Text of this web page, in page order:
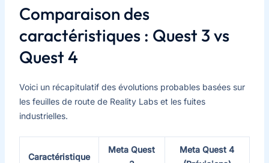
Comparaison des
caractéristiques : Quest 3 vs
Quest 4
Voici un récapitulatif des évolutions probables basées sur
les feuilles de route de Reality Labs et les fuites
industrielles.
Caractéristique
Meta Quest
Meta Quest 4